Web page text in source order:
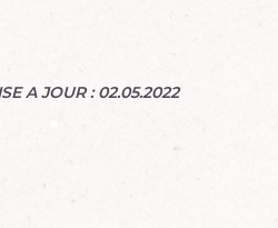
A JOUR : 02.05.2022